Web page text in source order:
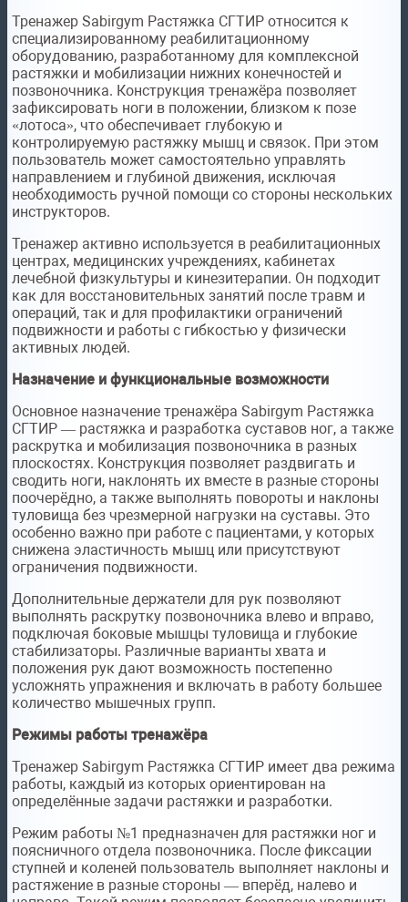
Тренажер Sabirgym Растяжка СГТИР относится к
специализированному реабилитационному
оборудованию, разработанному для комплексной
растяжки и мобилизации нижних конечностей и
позвоночника. Конструкция тренажёра позволяет
зафиксировать ноги в положении, близком к позе
«лотоса», что обеспечивает глубокую и
контролируемую растяжку мышц и связок. При этом
пользователь может самостоятельно управлять
направлением и глубиной движения, исключая
необходимость ручной помощи со стороны нескольких
инструкторов.
Тренажер активно используется в реабилитационных
центрах, медицинских учреждениях, кабинетах
лечебной физкультуры и кинезитерапии. Он подходит
как для восстановительных занятий после травм и
операций, так и для профилактики ограничений
подвижности и работы с гибкостью у физически
активных людей.
Назначение и функциональные возможности
Основное назначение тренажёра Sabirgym Растяжка
СГТИР — растяжка и разработка суставов ног, а также
раскрутка и мобилизация позвоночника в разных
плоскостях. Конструкция позволяет раздвигать и
сводить ноги, наклонять их вместе в разные стороны
поочерёдно, а также выполнять повороты и наклоны
туловища без чрезмерной нагрузки на суставы. Это
особенно важно при работе с пациентами, у которых
снижена эластичность мышц или присутствуют
ограничения подвижности.
Дополнительные держатели для рук позволяют
выполнять раскрутку позвоночника влево и вправо,
подключая боковые мышцы туловища и глубокие
стабилизаторы. Различные варианты хвата и
положения рук дают возможность постепенно
усложнять упражнения и включать в работу большее
количество мышечных групп.
Режимы работы тренажёра
Тренажер Sabirgym Растяжка СГТИР имеет два режима
работы, каждый из которых ориентирован на
определённые задачи растяжки и разработки.
Режим работы №1 предназначен для растяжки ног и
поясничного отдела позвоночника. После фиксации
ступней и коленей пользователь выполняет наклоны и
растяжение в разные стороны — вперёд, налево и